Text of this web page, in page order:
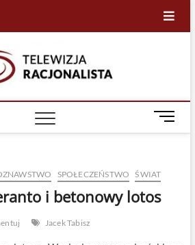
M
e
B
u
t
SPOŁECZEŃSTWO ŚWIAT
i betonowy lotos
Jacek Tabisz